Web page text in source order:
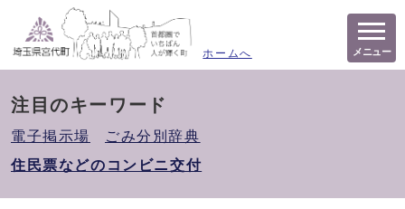
ホームへ メニュー
注目のキーワード
電子掲示場
ごみ分別辞典
住民票などのコンビニ交付